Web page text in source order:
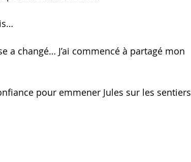
a changé… J’ai commencé à partagé mon
pour emmener Jules sur les sentiers